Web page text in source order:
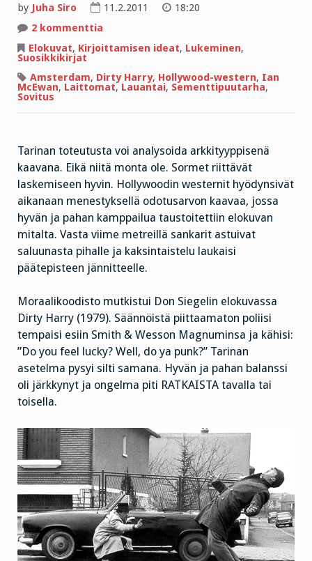
by Juha Siro 11.2.2011
18:20
2 kommenttia
ja
Elokuvat, Kirjoittamisen ideat, Lukeminen,
Suosikkikirjat
Amsterdam, Dirty Harry, Hollywood-western, Ian
McEwan, Laittomat, Lauantai, Sementtipuutarha,
Sovitus
Tarinan toteutusta voi analysoida arkkityyppisenä
kaavana. Eikä niitä monta ole. Sormet riittävät
laskemiseen hyvin. Hollywoodin westernit hyödynsivät
aikanaan menestyksellä odotusarvon kaavaa, jossa
hyvän ja pahan kamppailua taustoitettiin elokuvan
mitalta. Vasta viime metreillä sankarit astuivat
saluunasta pihalle ja kaksintaistelu laukaisi
päätepisteen jännitteelle.
Moraalikoodisto mutkistui Don Siegelin elokuvassa
Dirty Harry (1979). Säännöistä piittaamaton poliisi
tempaisi esiin Smith & Wesson Magnuminsa ja kähisi:
”Do you feel lucky? Well, do ya punk?” Tarinan
asetelma pysyi silti samana. Hyvän ja pahan balanssi
oli järkkynyt ja ongelma piti RATKAISTA tavalla tai
toisella.